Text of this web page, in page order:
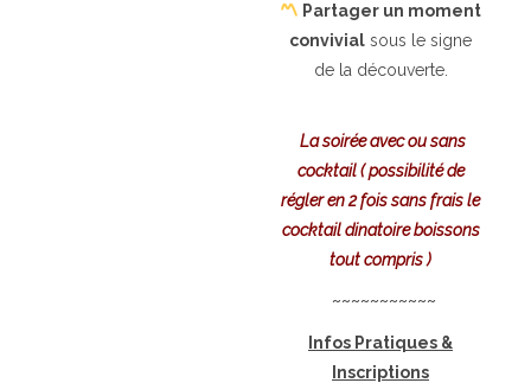
Partager un moment
convivial sous le signe
de la découverte.
La soirée avec ou sans
cocktail ( possibilité de
régler en 2 fois sans frais le
cocktail dinatoire boissons
tout compris )
~~~~~~~~~~~
Infos Pratiques &
Inscriptions